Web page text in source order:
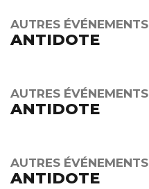
AUTRES ÉVÉNEMENTS
ANTIDOTE
AUTRES ÉVÉNEMENTS
ANTIDOTE
AUTRES ÉVÉNEMENTS
ANTIDOTE